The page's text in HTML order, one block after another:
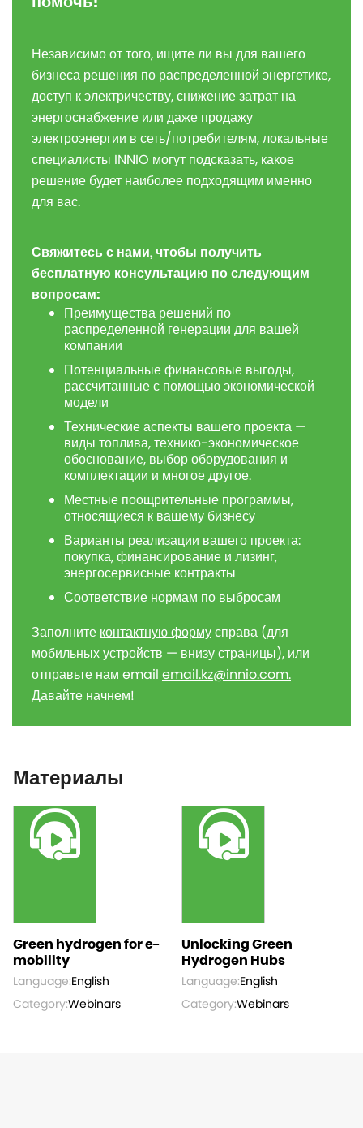
Независимо от того, ищите ли вы для вашего
бизнеса решения по распределенной энергетике,
доступ к электричеству, снижение затрат на
энергоснабжение или даже продажу
электроэнергии в сеть/потребителям, локальные
специалисты INNIO могут подсказать, какое
решение будет наиболее подходящим именно
для вас.
Свяжитесь с нами, чтобы получить
бесплатную консультацию по следующим
вопросам:
Преимущества решений по
распределенной генерации для вашей
компании
Потенциальные финансовые выгоды,
рассчитанные с помощью экономической
модели
Технические аспекты вашего проекта —
виды топлива, технико-экономическое
обоснование, выбор оборудования и
комплектации и многое другое.
Местные поощрительные программы,
относящиеся к вашему бизнесу
Варианты реализации вашего проекта:
покупка, финансирование и лизинг,
энергосервисные контракты
Соответствие нормам по выбросам
Заполните контактную формусправа (для
мобильных устройств — внизу страницы), или
отправьте нам email email.kz@innio.com.
Давайте начнем!
Материалы
Green hydrogen for e-
mobility
Language:English
Category:Webinars
Unlocking Green
Hydrogen Hubs
Language:English
Category:Webinars